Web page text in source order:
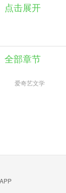
点击展开
全部章节
爱奇艺文学